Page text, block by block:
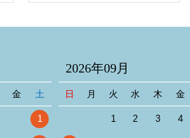
金 土
1
2026年09月
日 月 火 水 木 金
1 2 3 4